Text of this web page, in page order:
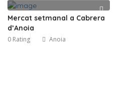
Mercat setmanal a Cabrera
d’Anoia
0 Rating Anoia